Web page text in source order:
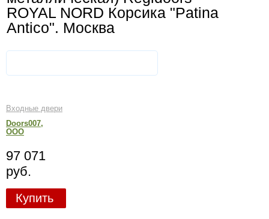
ROYAL NORD Корсика "Patina
Antico". Москва
Входные двери
Doors007,
ООО
97 071
руб.
Купить